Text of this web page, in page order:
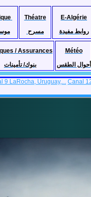
Théatre
مسرح
E-Algérie
روابط مفيدة
/ Assurances
بنوك/ تأمينات
Météo
أحوال الطقس
9 LaRocha, Uruguay,... Canal